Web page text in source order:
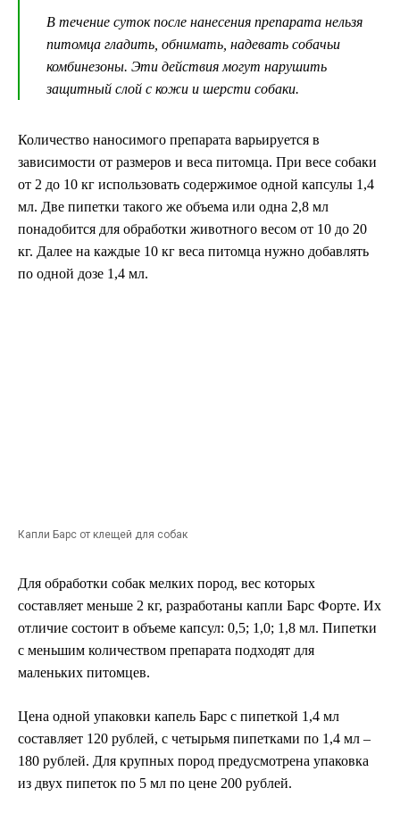
В течение суток после нанесения препарата нельзя
питомца гладить, обнимать, надевать собачьи
комбинезоны. Эти действия могут нарушить
защитный слой с кожи и шерсти собаки.
Количество наносимого препарата варьируется в
зависимости от размеров и веса питомца. При весе собаки
от 2 до 10 кг использовать содержимое одной капсулы 1,4
мл. Две пипетки такого же объема или одна 2,8 мл
понадобится для обработки животного весом от 10 до 20
кг. Далее на каждые 10 кг веса питомца нужно добавлять
по одной дозе 1,4 мл.
Капли Барс от клещей для собак
Для обработки собак мелких пород, вес которых
составляет меньше 2 кг, разработаны капли Барс Форте. Их
отличие состоит в объеме капсул: 0,5; 1,0; 1,8 мл. Пипетки
с меньшим количеством препарата подходят для
маленьких питомцев.
Цена одной упаковки капель Барс с пипеткой 1,4 мл
составляет 120 рублей, с четырьмя пипетками по 1,4 мл –
180 рублей. Для крупных пород предусмотрена упаковка
из двух пипеток по 5 мл по цене 200 рублей.